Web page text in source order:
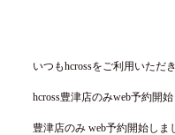
いつもhcrossをご利用いただ
hcross豊津店のみweb予約開
豊津店のみ web予約開始しま